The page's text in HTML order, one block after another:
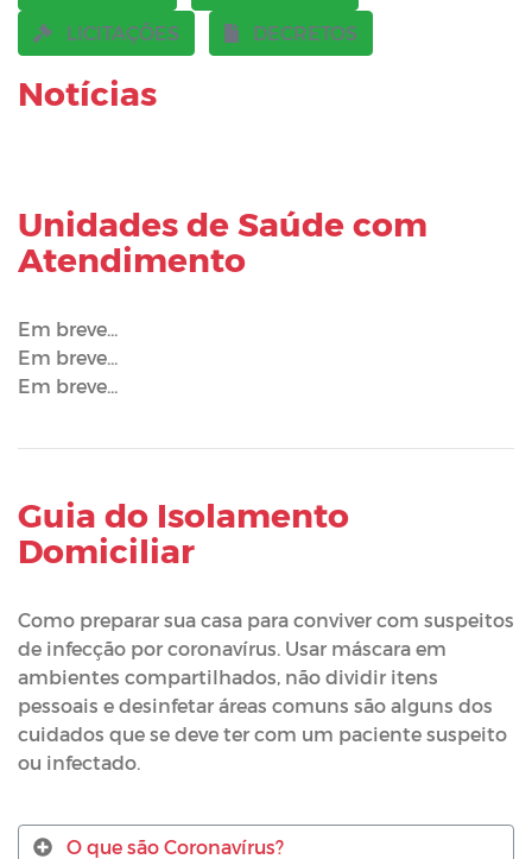
LICITAÇÕES
DECRETOS
Notícias
Unidades de Saúde com
Atendimento
Em breve...
Em breve...
Em breve...
Guia do Isolamento
Domiciliar
Como preparar sua casa para conviver com suspeitos
de infecção por coronavírus. Usar máscara em
ambientes compartilhados, não dividir itens
pessoais e desinfetar áreas comuns são alguns dos
cuidados que se deve ter com um paciente suspeito
ou infectado.
O que são Coronavírus?